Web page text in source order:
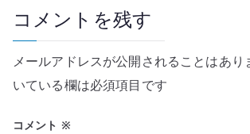
ー
シ
ョ
ン
コメントを残す
メールアドレスが公開されることはあり
いている欄は必須項目です
コメント ※